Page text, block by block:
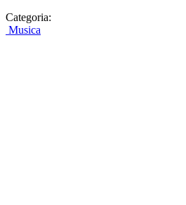
Categoria:
Musica